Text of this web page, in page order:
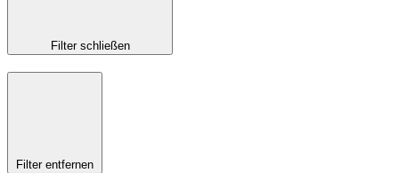
Filter schließen
Filter entfernen